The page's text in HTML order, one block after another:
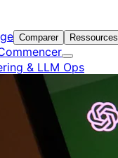
Comparer Ressources
& LLM Ops